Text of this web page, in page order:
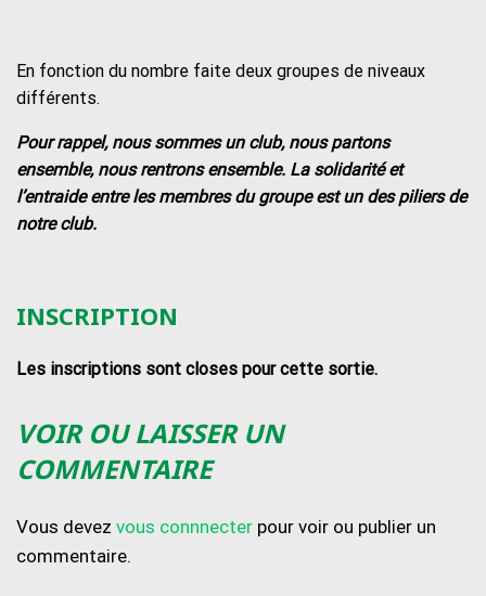
En fonction du nombre faite deux groupes de niveaux
différents.
Pour rappel, nous sommes un club, nous partons
ensemble, nous rentrons ensemble. La solidarité et
l’entraide entre les membres du groupe est un des piliers de
notre club.
INSCRIPTION
Les inscriptions sont closes pour cette sortie.
VOIR OU LAISSER UN
COMMENTAIRE
Vous devez vous connnecter pour voir ou publier un
commentaire.